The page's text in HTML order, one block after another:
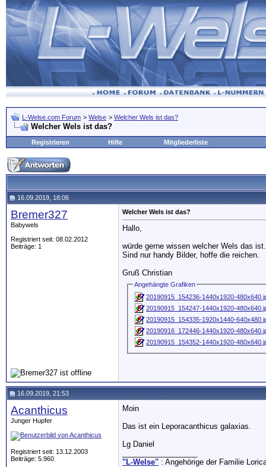
L-Welse.com Forum > Welse > Welcher Wels ist das?
Welcher Wels ist das?
Registrieren Hilfe Mitgliederliste
16.09.2019, 18:06
Bremer327
Babywels
Registriert seit: 08.02.2012
Beiträge: 1
Welcher Wels ist das?
Hallo,
würde gerne wissen welcher Wels das ist.
Sind nur handy Bilder, hoffe die reichen.
Gruß Christian
Angehängte Grafiken
20190915_154236-1440x1920-
20190915_154247-1440x1920-
20190915_154335-1920x1440-
20190916_172446-1440x1920-
20190915_154352-1440x1920-
16.09.2019, 21:53
Acanthicus
Junger Hupfer
Registriert seit: 13.12.2003
Beiträge: 5.960
Moin
Das ist ein Leporacanthicus galaxias.
Lg Daniel
"L-Welse" : Angehörige der Familie